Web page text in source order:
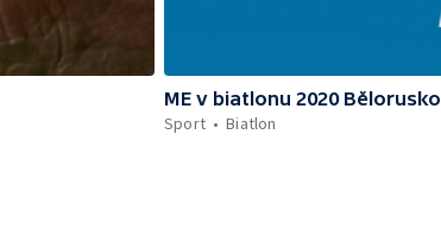
ME v biatlonu 2020 Bělorusko
Sport
Biatlon